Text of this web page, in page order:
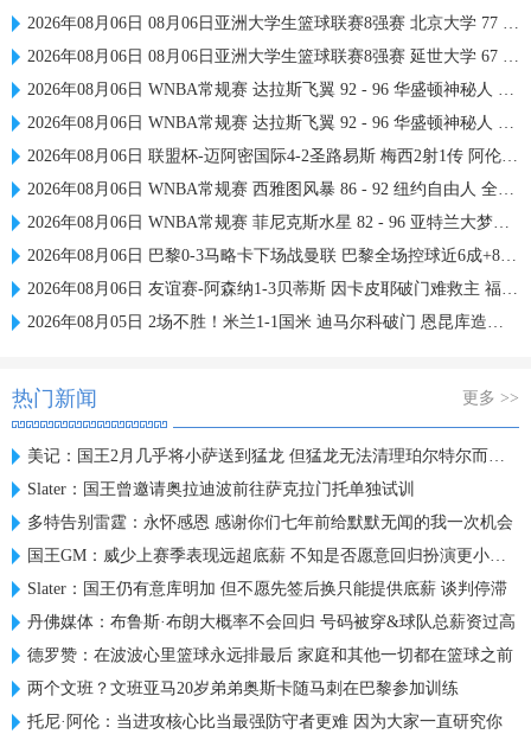
2026年08月06日 08月06日亚洲大学生篮球联赛8强赛 北京大学 77 - 79 上海交通大学 集锦
2026年08月06日 08月06日亚洲大学生篮球联赛8强赛 延世大学 67 - 72 政治大学 集锦
2026年08月06日 WNBA常规赛 达拉斯飞翼 92 - 96 华盛顿神秘人 全场集锦
2026年08月06日 WNBA常规赛 达拉斯飞翼 92 - 96 华盛顿神秘人 全场集锦
2026年08月06日 联盟杯-迈阿密国际4-2圣路易斯 梅西2射1传 阿伦助攻戴帽
2026年08月06日 WNBA常规赛 西雅图风暴 86 - 92 纽约自由人 全场集锦
2026年08月06日 WNBA常规赛 菲尼克斯水星 82 - 96 亚特兰大梦想 全场集锦
2026年08月06日 巴黎0-3马略卡下场战曼联 巴黎全场控球近6成+8射3正未果
2026年08月06日 友谊赛-阿森纳1-3贝蒂斯 因卡皮耶破门难救主 福纳尔斯1射2传
2026年08月05日 2场不胜！米兰1-1国米 迪马尔科破门 恩昆库造点+点射拉莫斯登场
热门新闻 更多 >>
美记：国王2月几乎将小萨送到猛龙 但猛龙无法清理珀尔特尔而告吹
Slater：国王曾邀请奥拉迪波前往萨克拉门托单独试训
多特告别雷霆：永怀感恩 感谢你们七年前给默默无闻的我一次机会
国王GM：威少上赛季表现远超底薪 不知是否愿意回归扮演更小角色
Slater：国王仍有意库明加 但不愿先签后换只能提供底薪 谈判停滞
丹佛媒体：布鲁斯·布朗大概率不会回归 号码被穿&球队总薪资过高
德罗赞：在波波心里篮球永远排最后 家庭和其他一切都在篮球之前
两个文班？文班亚马20岁弟弟奥斯卡随马刺在巴黎参加训练
托尼·阿伦：当进攻核心比当最强防守者更难 因为大家一直研究你